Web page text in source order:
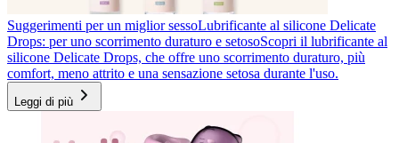
Suggerimenti per un miglior sessoLubrificante al silicone Delicate
Drops: per uno scorrimento duraturo e setosoScopri il lubrificante al
silicone Delicate Drops, che offre uno scorrimento duraturo, più
comfort, meno attrito e una sensazione setosa durante l'uso.
Leggi di più